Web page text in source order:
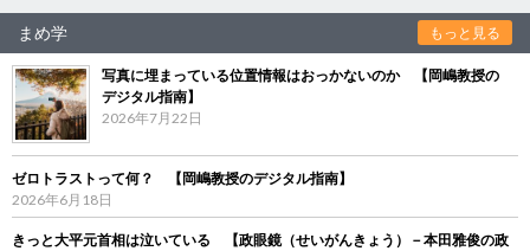
まめ学 もっと見る
写真に埋まっている位置情報はおっかないのか 【岡嶋教授の
デジタル指南】
2026年7月22日
ゼロトラストって何？ 【岡嶋教授のデジタル指南】
2026年6月18日
きっと大平元首相は泣いている 【政眼鏡（せいがんきょう）－本田雅俊の政